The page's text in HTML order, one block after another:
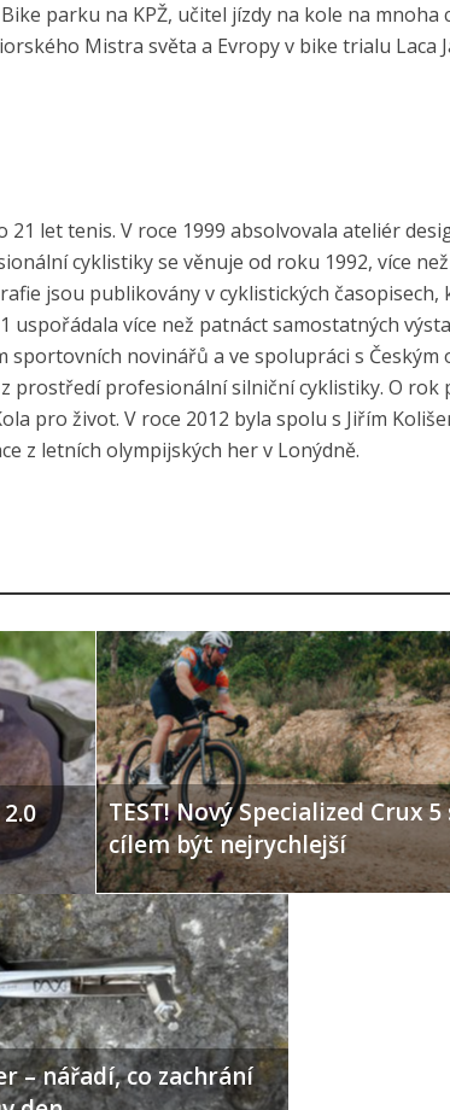
parku na KPŽ, učitel jízdy na kole na mnoha
Mistra světa a Evropy v bike trialu Laca
let tenis. V roce 1999 absolvovala ateliér
cyklistiky se věnuje od roku 1992, více
jsou publikovány v cyklistických časopisech,
uspořádala více než patnáct samostatných
novinářů a ve spolupráci s Českým
z prostředí profesionální silniční cyklistiky. O
pro život. V roce 2012 byla spolu s Jiřím
z letních olympijských her v Lonýdně.
TEST! Nový Specialized Crux 5
cílem být nejrychlejší
– nářadí, co zachrání